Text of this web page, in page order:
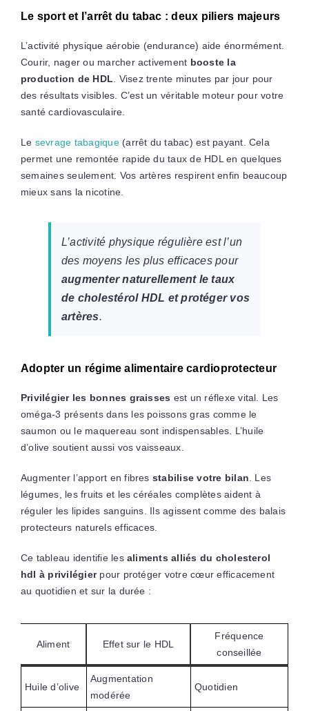
Le sport et l’arrêt du tabac : deux piliers majeurs
L’activité physique aérobie (endurance) aide énormément.
Courir, nager ou marcher activement booste la
production de HDL . Visez trente minutes par jour pour
des résultats visibles. C’est un véritable moteur pour votre
santé cardiovasculaire.
Le sevrage tabagique(arrêt du tabac) est payant. Cela
permet une remontée rapide du taux de HDL en quelques
semaines seulement. Vos artères respirent enfin beaucoup
mieux sans la nicotine.
L’activité physique régulière est l’un
des moyens les plus efficaces pour
augmenter naturellement le taux
de cholestérol HDL et protéger vos
artères.
Adopter un régime alimentaire cardioprotecteur
Privilégier les bonnes graisses est un réflexe vital. Les
oméga-3 présents dans les poissons gras comme le
saumon ou le maquereau sont indispensables. L’huile
d’olive soutient aussi vos vaisseaux.
Augmenter l’apport en fibres stabilise votre bilan . Les
légumes, les fruits et les céréales complètes aident à
réguler les lipides sanguins. Ils agissent comme des balais
protecteurs naturels efficaces.
Ce tableau identifie les aliments alliés du cholesterol
hdl à privilégierpour protéger votre cœur efficacement
au quotidien et sur la durée :
Aliment Effet sur le HDL
Fréquence
conseillée
Huile d’olive
Augmentation
modérée
Quotidien